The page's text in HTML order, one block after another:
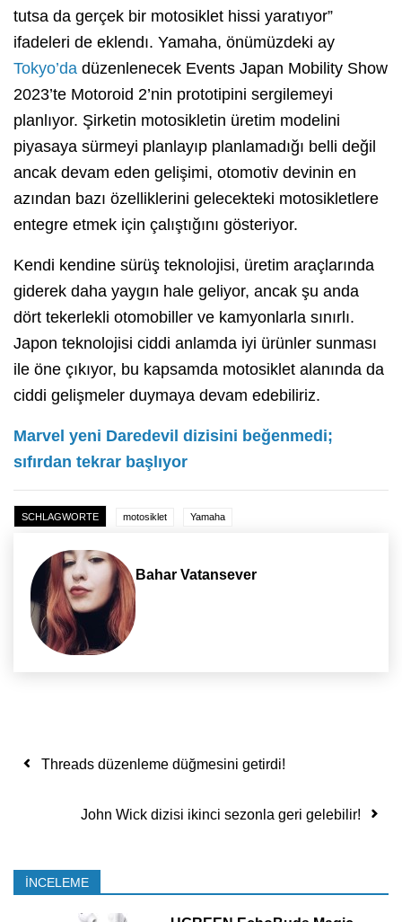
tutsa da gerçek bir motosiklet hissi yaratıyor”
ifadeleri de eklendı. Yamaha, önümüzdeki ay
Tokyo’da düzenlenecek Events Japan Mobility Show
2023’te Motoroid 2’nin prototipini sergilemeyi
planlıyor. Şirketin motosikletin üretim modelini
piyasaya sürmeyi planlayıp planlamadığı belli değil
ancak devam eden gelişimi, otomotiv devinin en
azından bazı özelliklerini gelecekteki motosikletlere
entegre etmek için çalıştığını gösteriyor.
Kendi kendine sürüş teknolojisi, üretim araçlarında
giderek daha yaygın hale geliyor, ancak şu anda
dört tekerlekli otomobiller ve kamyonlarla sınırlı.
Japon teknolojisi ciddi anlamda iyi ürünler sunması
ile öne çıkıyor, bu kapsamda motosiklet alanında da
ciddi gelişmeler duymaya devam edebiliriz.
Marvel yeni Daredevil dizisini beğenmedi;
sıfırdan tekrar başlıyor
SCHLAGWORTE motosiklet Yamaha
Bahar Vatansever
Yazı dolaşımı
Threads düzenleme düğmesini getirdi!
John Wick dizisi ikinci sezonla geri gelebilir!
İNCELEME